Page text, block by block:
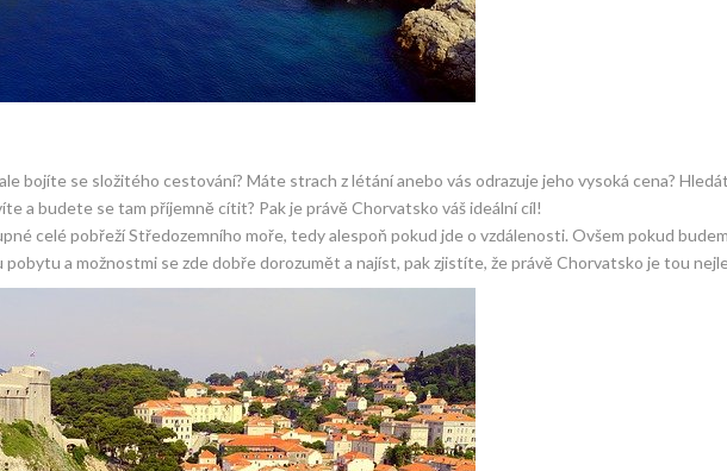
bojíte se složitého cestování? Máte strach z létání anebo vás odrazuje jeho vysoká cena?
a budete se tam příjemně cítit? Pak je právě Chorvatsko váš ideální cíl!
celé pobřeží Středozemního moře, tedy alespoň pokud jde o vzdálenosti. Ovšem pokud
a možnostmi se zde dobře dorozumět a najíst, pak zjistíte, že právě Chorvatsko je tou